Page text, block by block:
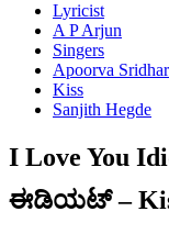
Lyricist
A P Arjun
Singers
Apoorva Sridhar
Kiss
Sanjith Hegde
I Love You
ಈಡಿಯಟ್ –